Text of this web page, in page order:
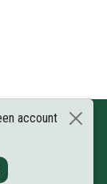
account